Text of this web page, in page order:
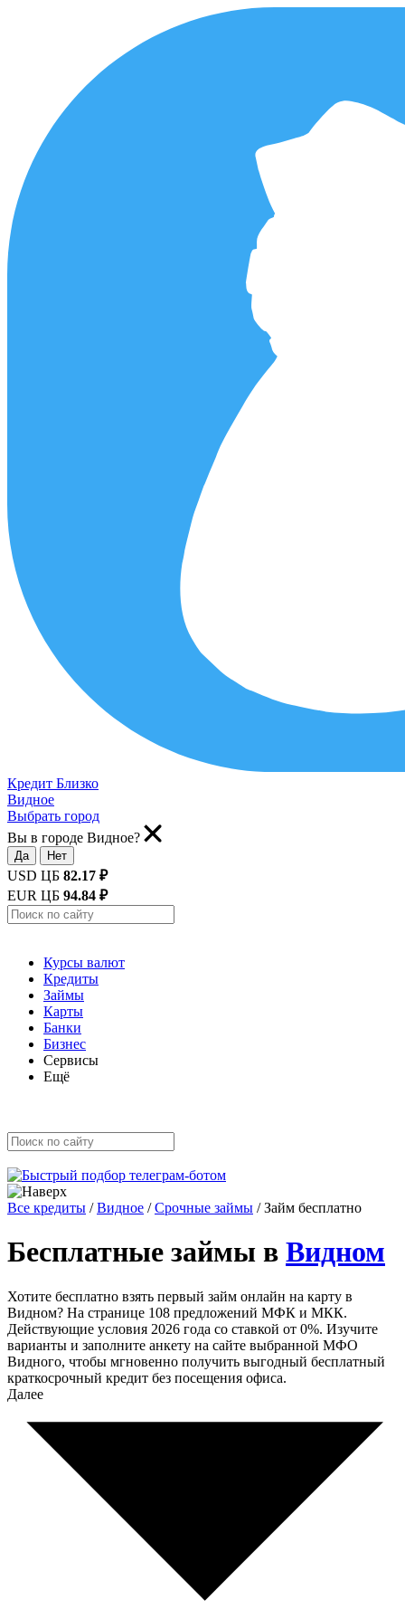
Кредит Близко
Видное
Выбрать город
Вы в городе Видное?
Да Нет
USD ЦБ 82.17 ₽
EUR ЦБ 94.84 ₽
Курсы валют
Кредиты
Займы
Карты
Банки
Бизнес
Сервисы
Ещё
Все кредиты /Видное /Срочные займы /Займ бесплатно
Бесплатные займы в Видном
Хотите бесплатно взять первый займ онлайн на карту в
Видном? На странице 108 предложений МФК и МКК.
Действующие условия 2026 года со ставкой от 0%. Изучите
варианты и заполните анкету на сайте выбранной МФО
Видного, чтобы мгновенно получить выгодный бесплатный
краткосрочный кредит без посещения офиса.
Далее